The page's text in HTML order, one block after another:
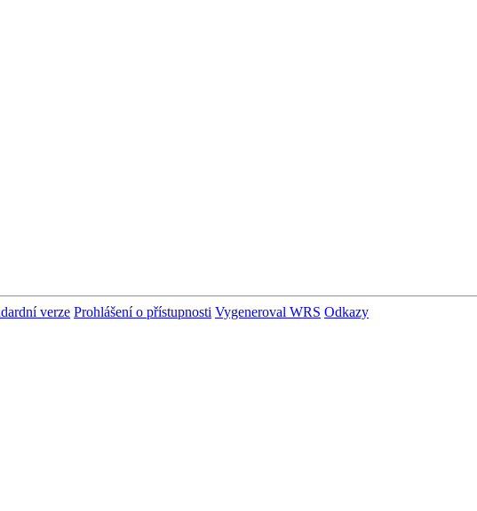
verze Prohlášení o přístupnosti Vygeneroval WRS Odkazy